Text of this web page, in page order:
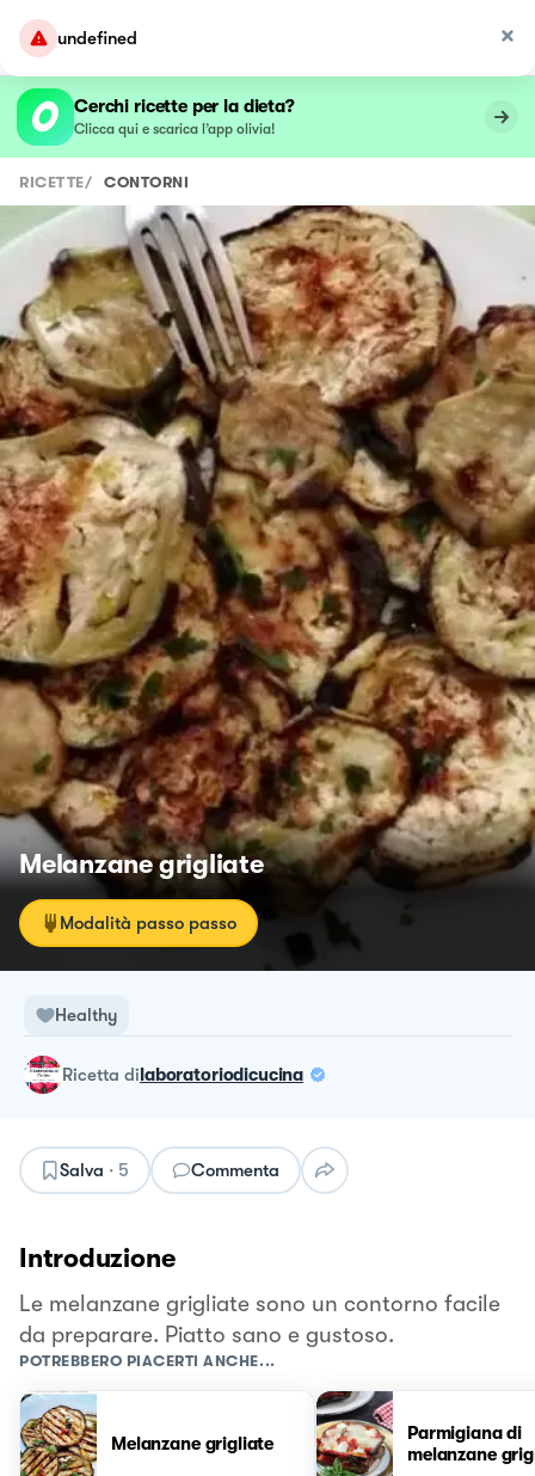
undefined
Cerchi ricette per la dieta?
Clicca qui e scarica l’app olivia!
RICETTE/ CONTORNI
Melanzane grigliate
Modalità passo passo
Healthy
ricetta dilaboratoriodicucina
Salva · 5 Commenta
Introduzione
Le melanzane grigliate sono un contorno facile
da preparare. Piatto sano e gustoso.
POTREBBERO PIACERTI ANCHE...
Melanzane grigliate
Parmigiana di
melanzane